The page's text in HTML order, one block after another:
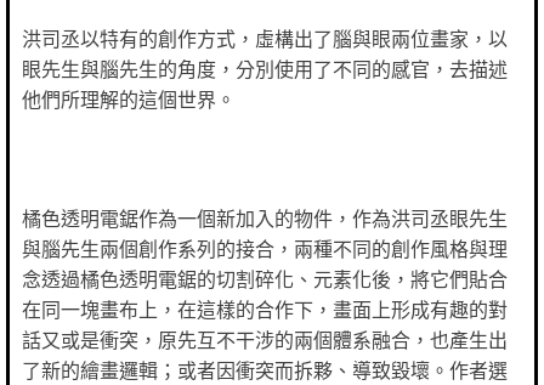
洪司丞以特有的創作方式，虛構出了腦與眼兩位畫家，以
眼先生與腦先生的角度，分別使用了不同的感官，去描述
他們所理解的這個世界。
橘色透明電鋸作為一個新加入的物件，作為洪司丞眼先生
與腦先生兩個創作系列的接合，兩種不同的創作風格與理
念透過橘色透明電鋸的切割碎化、元素化後，將它們貼合
在同一塊畫布上，在這樣的合作下，畫面上形成有趣的對
話又或是衝突，原先互不干涉的兩個體系融合，也產生出
了新的繪畫邏輯；或者因衝突而拆夥、導致毀壞。作者選